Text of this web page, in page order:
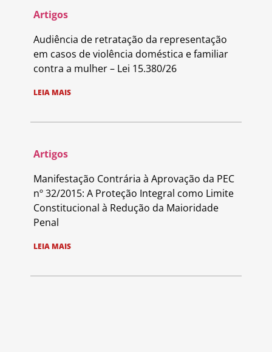
Artigos
Audiência de retratação da representação
em casos de violência doméstica e familiar
contra a mulher – Lei 15.380/26
LEIA MAIS
Artigos
Manifestação Contrária à Aprovação da PEC
nº 32/2015: A Proteção Integral como Limite
Constitucional à Redução da Maioridade
Penal
LEIA MAIS